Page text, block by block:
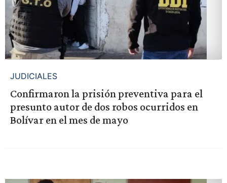
JUDICIALES
Confirmaron la prisión preventiva para el
presunto autor de dos robos ocurridos en
Bolívar en el mes de mayo